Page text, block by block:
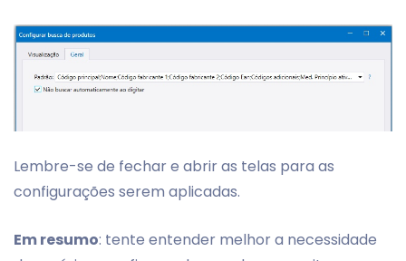
Lembre-se de fechar e abrir as telas para as
configurações serem aplicadas.
Em resumo: tente entender melhor a necessidade